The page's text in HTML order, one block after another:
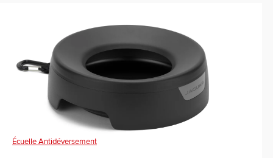
Écuelle Antidéversement